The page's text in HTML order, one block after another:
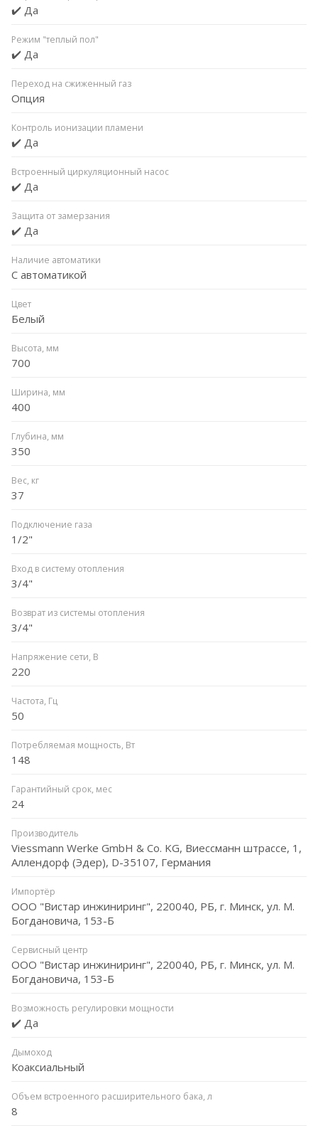
✔️ Да
Режим "теплый пол"
✔️ Да
Переход на сжиженный газ
Опция
Контроль ионизации пламени
✔️ Да
Встроенный циркуляционный насос
✔️ Да
Защита от замерзания
✔️ Да
Наличие автоматики
С автоматикой
Цвет
Белый
Высота, мм
700
Ширина, мм
400
Глубина, мм
350
Вес, кг
37
Подключение газа
1/2"
Вход в систему отопления
3/4"
Возврат из системы отопления
3/4"
Напряжение сети, В
220
Частота, Гц
50
Потребляемая мощность, Вт
148
Гарантийный срок, мес
24
Производитель
Viessmann Werke GmbH & Co. KG, Виессманн штрассе, 1,
Аллендорф (Эдер), D-35107, Германия
Импортёр
ООО "Вистар инжиниринг", 220040, РБ, г. Минск, ул. М.
Богдановича, 153-Б
Сервисный центр
ООО "Вистар инжиниринг", 220040, РБ, г. Минск, ул. М.
Богдановича, 153-Б
Возможность регулировки мощности
✔️ Да
Дымоход
Коаксиальный
Объем встроенного расширительного бака, л
8